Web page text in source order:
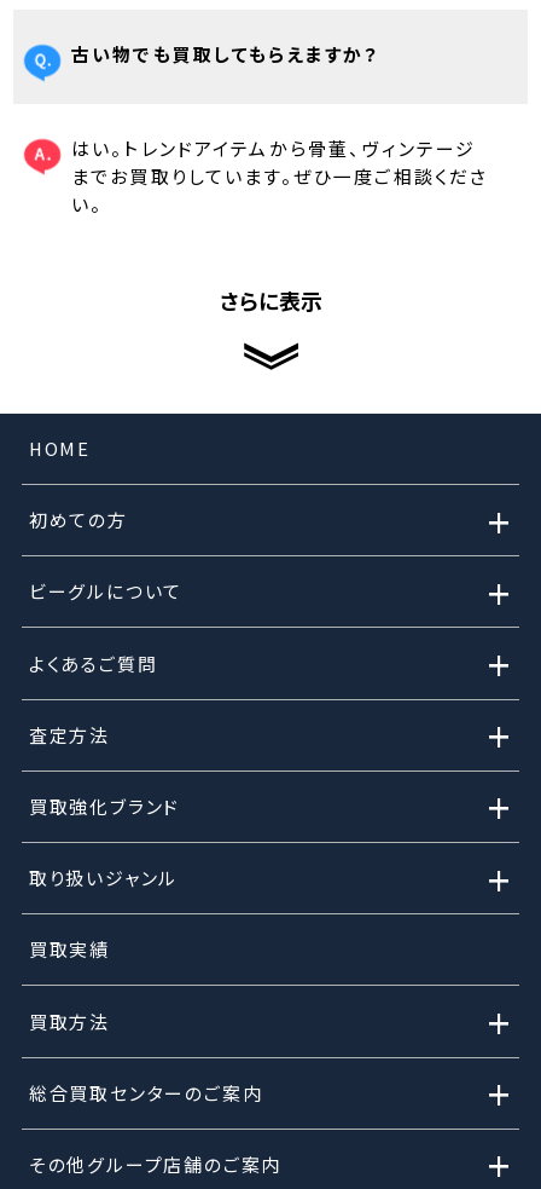
古い物でも買取してもらえますか？
はい。トレンドアイテムから骨董、ヴィンテージ
までお買取りしています。ぜひ一度ご相談くださ
い。
さらに表示
HOME
初めての方 +
ビーグルについて +
よくあるご質問 +
査定方法 +
買取強化ブランド +
取り扱いジャンル +
買取実績
買取方法 +
総合買取センターのご案内 +
その他グループ店舗のご案内 +